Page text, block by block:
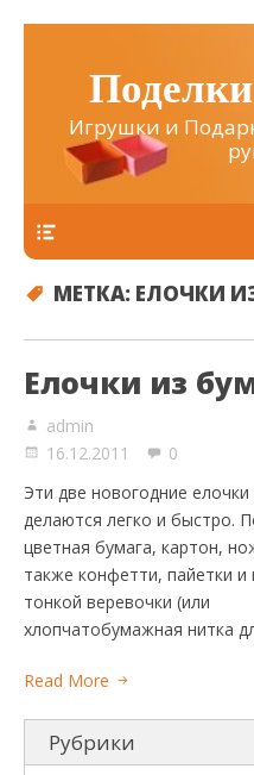
Игрушки и
МЕТКА: ЕЛОЧКИ
Елочки из
admin
16.12.2011
0
Эти две новогодние елочки
делаются легко и быстро.
цветная бумага, картон,
также конфетти, пайетки и
тонкой веревочки (или
хлопчатобумажная нитка
Read More
Рубрики